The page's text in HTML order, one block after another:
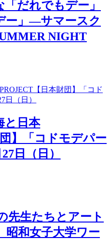
だれでもデー」
ー」―サマースク
NIGHT
と日本
】「コドモデパー
日（日）
先生たちとアート
昭和女子大学ワー